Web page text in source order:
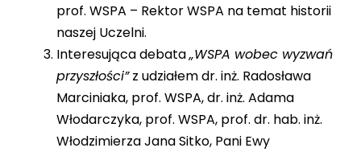
prof. WSPA – Rektor WSPA na temat historii
naszej Uczelni.
Interesująca debata„WSPA wobec wyzwań
przyszłości”z udziałem dr. inż. Radosława
Marciniaka, prof. WSPA, dr. inż. Adama
Włodarczyka, prof. WSPA, prof. dr. hab. inż.
Włodzimierza Jana Sitko, Pani Ewy